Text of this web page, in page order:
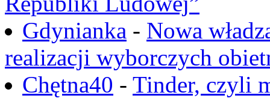
Gdynianka - Nowa
realizacji wyborczych
Chętna40 - Tinder, czyli